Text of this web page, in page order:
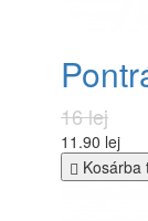
16 lej
11.90 lej
Kosárba